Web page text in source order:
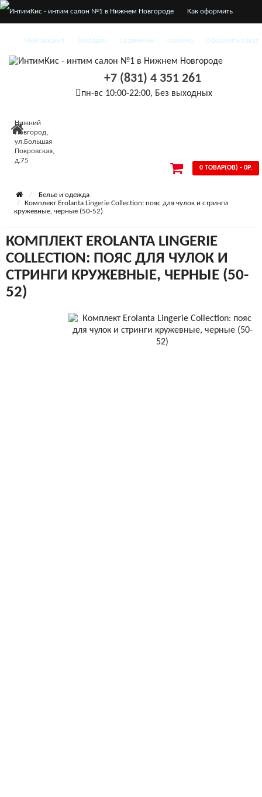
Как оформить
О нас
Доставка и оплата
Мой аккаунт Закладки Сравнение Корзина Оформить заказ
+7 (831) 4 351 261
пн-вс 10:00-22:00, Без выходных
Нижний
Новгород,
ул.Большая
Покровская,
д.75
0 ТОВАР(ОВ) - 0Р.
Белье и одежда
Комплект Erolanta Lingerie Collection: пояс для чулок и стринги
кружевные, черные (50-52)
КОМПЛЕКТ EROLANTA LINGERIE
COLLECTION: ПОЯС ДЛЯ ЧУЛОК И
СТРИНГИ КРУЖЕВНЫЕ, ЧЕРНЫЕ (50-
52)